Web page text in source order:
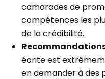
camarades de
compétences les
de la crédibilité.
écrite est
en demander à des